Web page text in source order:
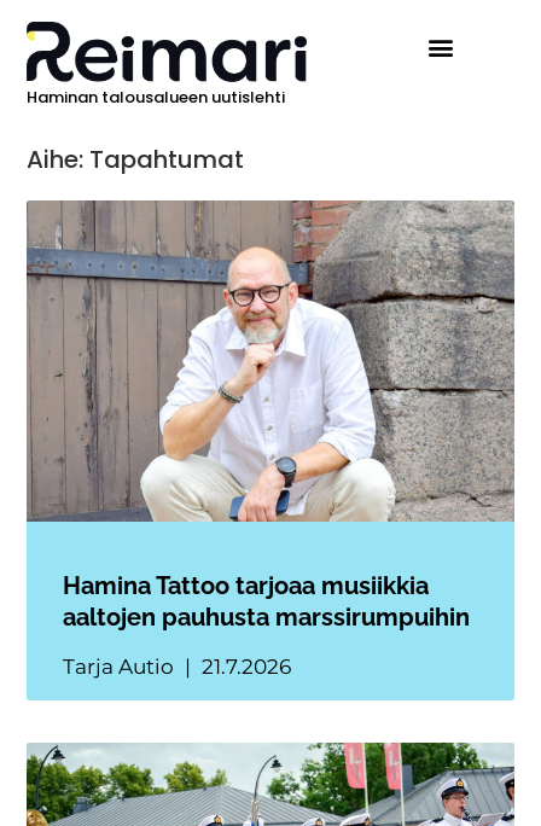
Haminan talousalueen uutislehti
Aihe: Tapahtumat
Hamina Tattoo tarjoaa musiikkia
aaltojen pauhusta marssirumpuihin
Tarja Autio 21.7.2026